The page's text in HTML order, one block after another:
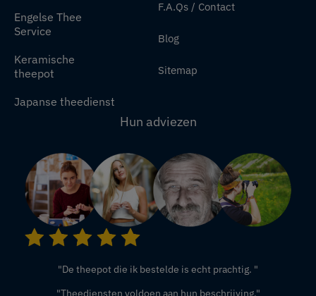
Engelse Thee
Service
Keramische
theepot
Japanse theedienst
F.A.Qs / Contact
Blog
Sitemap
Hun adviezen
"De theepot die ik bestelde is echt prachtig. "